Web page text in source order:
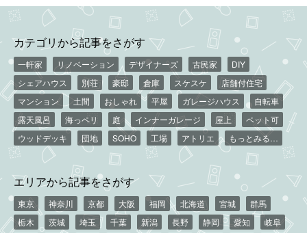
カテゴリから記事をさがす
一軒家 リノベーション デザイナーズ 古民家
DIY
シェアハウス
別荘 豪邸 倉庫 スケスケ
店舗付住宅
マンション
土間 おしゃれ 平屋 ガレージハウス
自転車
露天風呂
海っペリ 庭 インナーガレージ 屋上
ペット可
ウッドデッキ
団地 SOHO 工場 アトリエ もっとみる…
エリアから記事をさがす
東京 神奈川 京都 大阪 福岡 北海道 宮城
群馬
栃木
茨城 埼玉 千葉 新潟 長野 静岡 愛知
岐阜